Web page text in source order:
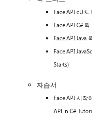
Face API
Face API C#
Face API Java
Face API
Starts)
자습서
Face API 시작
API in C#